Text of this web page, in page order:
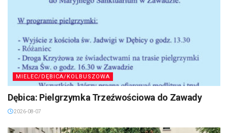
MIELEC/DĘBICA/KOLBUSZOWA
Dębica: Pielgrzymka Trzeźwościowa do Zawady
2026-08-07